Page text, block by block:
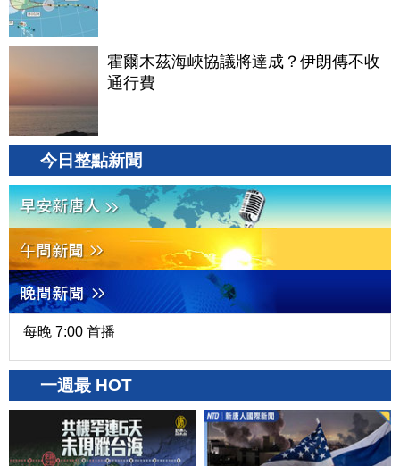
霍爾木茲海峽協議將達成？伊朗傳不收
通行費
今日整點新聞
每晚 7:00 首播
一週最 HOT